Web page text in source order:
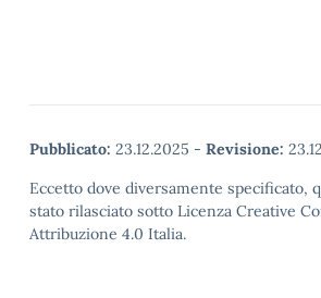
Pubblicato: 23.12.2025 - Revisione:
Eccetto dove diversamente specificato,
stato rilasciato sotto Licenza Creative
Attribuzione 4.0 Italia.